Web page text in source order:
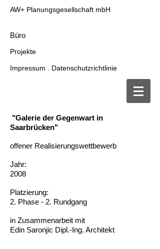
AW+ Planungsgesellschaft mbH
Büro
Projekte
Impressum . Datenschutzrichtlinie
"Galerie der Gegenwart in
Saarbrücken"
offener Realisierungswettbewerb
Jahr:
2008
Platzierung:
2. Phase - 2. Rundgang
in Zusammenarbeit mit
Edin Saronjic Dipl.-Ing. Architekt